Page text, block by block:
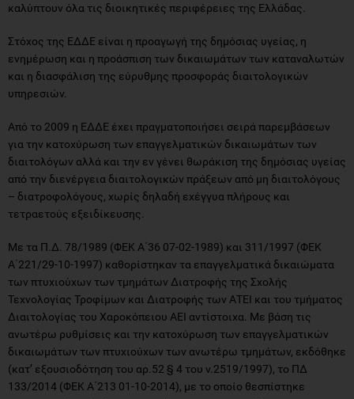
καλύπτουν όλα τις διοικητικές περιφέρειες της Ελλάδας.
Στόχος της ΕΔΔΕ είναι η προαγωγή της δημόσιας υγείας, η
ενημέρωση και η προάσπιση των δικαιωμάτων των καταναλωτών
και η διασφάλιση της εύρυθμης προσφοράς διαιτολογικών
υπηρεσιών.
Από το 2009 η ΕΔΔΕ έχει πραγματοποιήσει σειρά παρεμβάσεων
για την κατοχύρωση των επαγγελματικών δικαιωμάτων των
διαιτολόγων αλλά και την εν γένει θωράκιση της δημόσιας υγείας
από την διενέργεια διαιτολογικών πράξεων από μη διαιτολόγους
– διατροφολόγους, χωρίς δηλαδή εχέγγυα πλήρους και
τετραετούς εξειδίκευσης.
Με τα Π.Δ. 78/1989 (ΦΕΚ Α΄36 07-02-1989) και 311/1997 (ΦΕΚ
Α΄221/29-10-1997) καθορίστηκαν τα επαγγελματικά δικαιώματα
των πτυχιούχων των τμημάτων Διατροφής της Σχολής
Τεχνολογίας Τροφίμων και Διατροφής των ΑΤΕΙ και του τμήματος
Διαιτολογίας του Χαροκόπειου ΑΕΙ αντίστοιχα. Με βάση τις
ανωτέρω ρυθμίσεις και την κατοχύρωση των επαγγελματικών
δικαιωμάτων των πτυχιούχων των ανωτέρω τμημάτων, εκδόθηκε
(κατ’ εξουσιοδότηση του αρ.52 § 4 του ν.2519/1997), το ΠΔ
133/2014 (ΦΕΚ Α΄213 01-10-2014), με το οποίο θεσπίστηκε